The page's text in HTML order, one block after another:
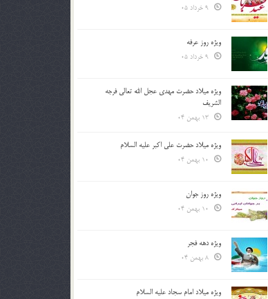
ویژه روز عرفه
ویژه میلاد حضرت مهدی عجل الله تعالی فرجه
الشريف
ویژه میلاد حضرت علی اکبر علیه السلام
ویژه روز جوان
ویژه دهه فجر
ویژه میلاد امام سجاد علیه السلام